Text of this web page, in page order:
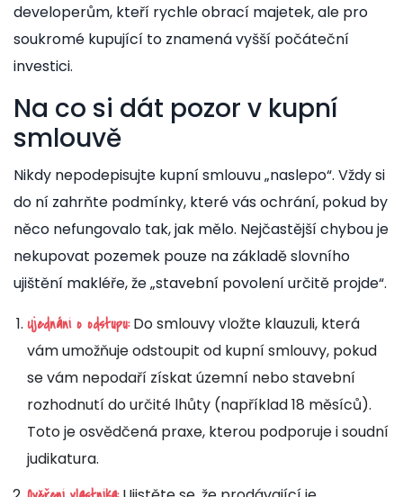
developerům, kteří rychle obrací majetek, ale pro
soukromé kupující to znamená vyšší počáteční
investici.
Na co si dát pozor v kupní
smlouvě
Nikdy nepodepisujte kupní smlouvu „naslepo“. Vždy si
do ní zahrňte podmínky, které vás ochrání, pokud by
něco nefungovalo tak, jak mělo. Nejčastější chybou je
nekupovat pozemek pouze na základě slovního
ujištění makléře, že „stavební povolení určitě projde“.
Ujednání o odstupu:Do smlouvy vložte klauzuli, která
vám umožňuje odstoupit od kupní smlouvy, pokud
se vám nepodaří získat územní nebo stavební
rozhodnutí do určité lhůty (například 18 měsíců).
Toto je osvědčená praxe, kterou podporuje i soudní
judikatura.